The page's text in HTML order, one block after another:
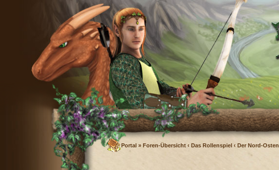
Portal » Foren-Übersicht ‹ Das Rollenspiel ‹ Der Nord-Osten